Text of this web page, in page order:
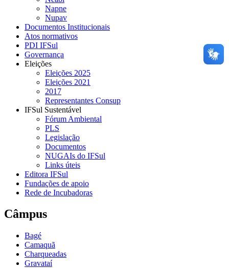
Napne
Nupav
Documentos Institucionais
Atos normativos
PDI IFSul
Governança
Eleições
Eleições 2025
Eleições 2021
2017
Representantes Consup
IFSul Sustentável
Fórum Ambiental
PLS
Legislação
Documentos
NUGAIs do IFSul
Links úteis
Editora IFSul
Fundações de apoio
Rede de Incubadoras
Câmpus
Bagé
Camaquã
Charqueadas
Gravataí